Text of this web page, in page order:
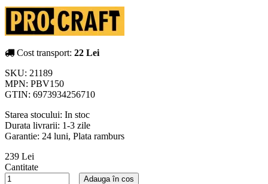
Cost transport: 22 Lei
SKU: 21189
MPN: PBV150
GTIN: 6973934256710
Starea stocului: In stoc
Durata livrarii: 1-3 zile
Garantie: 24 luni, Plata ramburs
239 Lei
Cantitate
Adauga în cos